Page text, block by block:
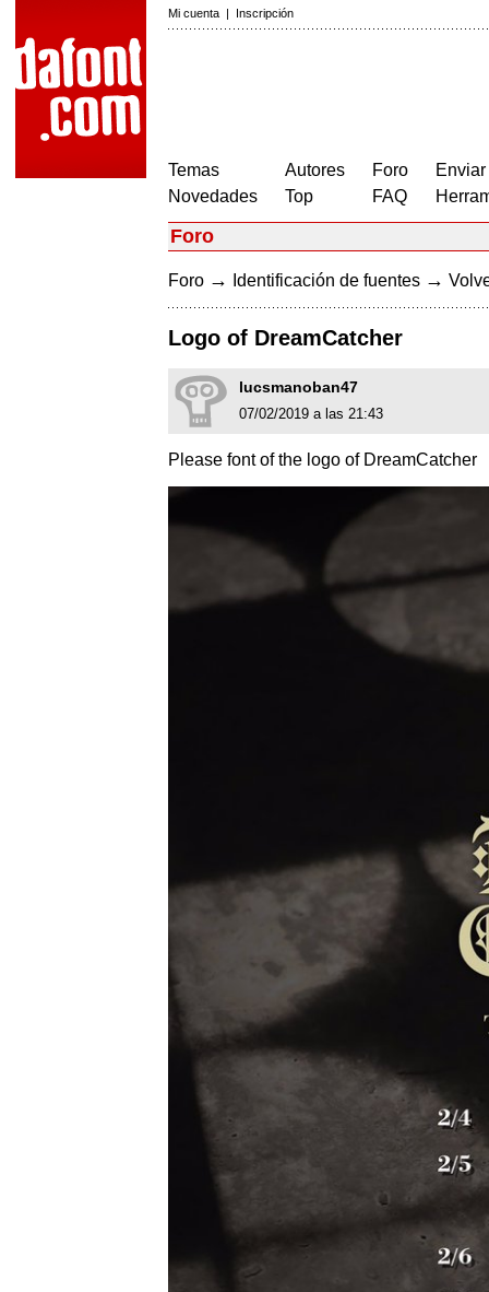
Mi cuenta | Inscripción
Temas
Novedades
Autores
Top
Foro
FAQ
Foro
Foro → Identificación de fuentes →
Logo of DreamCatcher
lucsmanoban47
07/02/2019 a las 21:43
Please font of the logo of DreamCatcher